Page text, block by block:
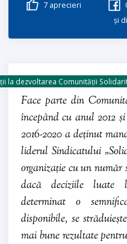
7 aprecieri
și
la dezvoltarea Comunității
Face parte din
începând cu anul 2012
2016-2020 a deținut
liderul Sindicatului
organizație cu un număr
dacă deciziile luate
determinat o
disponibile, se
mai bune rezultate